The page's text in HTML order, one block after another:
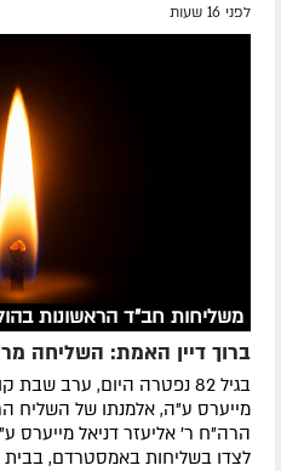
לפני 16 שעות
משליחות חב"ד הראשונות
ברוך דיין האמת: השליחה
בגיל 82 נפטרה היום, ערב
מייערס ע"ה, אלמנתו של השליח
הרה"ח ר' אליעזר דניאל
לצדו בשליחות באמסטרדם, בבית